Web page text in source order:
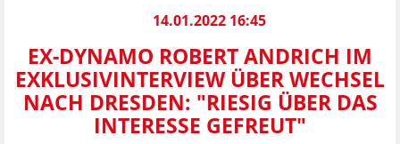
14.01.2022 16:45
EX-DYNAMO ROBERT ANDRICH IM
EXKLUSIVINTERVIEW ÜBER WECHSEL
NACH DRESDEN: "RIESIG ÜBER DAS
INTERESSE GEFREUT"